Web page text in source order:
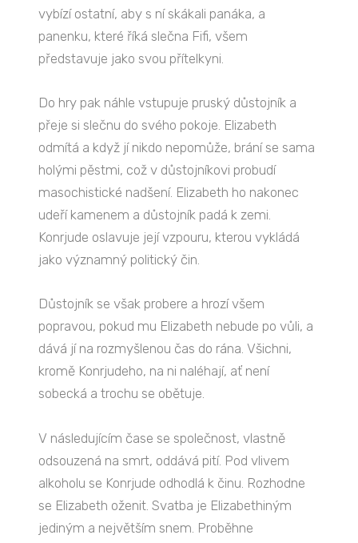
vybízí ostatní, aby s ní skákali panáka, a
panenku, které říká slečna Fifi, všem
představuje jako svou přítelkyni.
Do hry pak náhle vstupuje pruský důstojník a
přeje si slečnu do svého pokoje. Elizabeth
odmítá a když jí nikdo nepomůže, brání se sama
holými pěstmi, což v důstojníkovi probudí
masochistické nadšení. Elizabeth ho nakonec
udeří kamenem a důstojník padá k zemi.
Konrjude oslavuje její vzpouru, kterou vykládá
jako významný politický čin.
Důstojník se však probere a hrozí všem
popravou, pokud mu Elizabeth nebude po vůli, a
dává jí na rozmyšlenou čas do rána. Všichni,
kromě Konrjudeho, na ni naléhají, ať není
sobecká a trochu se obětuje.
V následujícím čase se společnost, vlastně
odsouzená na smrt, oddává pití. Pod vlivem
alkoholu se Konrjude odhodlá k činu. Rozhodne
se Elizabeth oženit. Svatba je Elizabethiným
jediným a největším snem. Proběhne